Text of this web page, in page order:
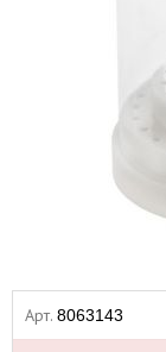
Арт. 8063143